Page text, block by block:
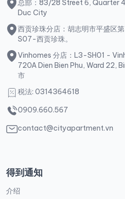
总部：83/28 Street 6, Quarter
Duc City
西贡珍珠分店：胡志明市平盛区
S07-西贡珍珠。
Vinhomes 分店：L3-SH01 -
720A Dien Bien Phu, Ward 22,
市
税法: 0314364618
0909.660.567
contact@cityapartment.vn
得到通知
介绍